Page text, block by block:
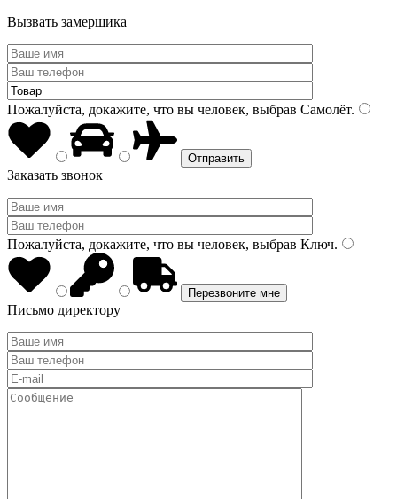
Вызвать замерщика
Пожалуйста, докажите, что вы человек, выбрав Самолёт.
Заказать звонок
Пожалуйста, докажите, что вы человек, выбрав Ключ.
Письмо директору